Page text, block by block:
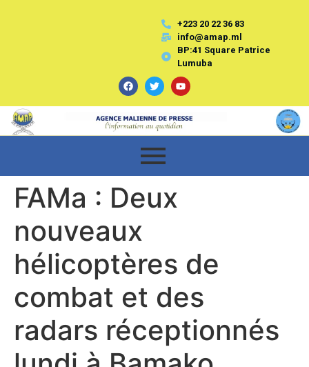
+223 20 22 36 83
info@amap.ml
BP:41 Square Patrice
Lumuba
FAMa : Deux
nouveaux
hélicoptères de
combat et des
radars réceptionnés